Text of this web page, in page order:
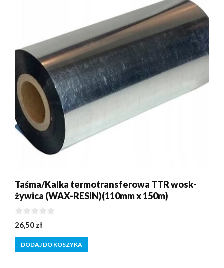
Taśma/Kalka termotransferowa TTR wosk-
żywica (WAX-RESIN)(110mm x 150m)
0
z
5
26,50 zł
DODAJ DO KOSZYKA